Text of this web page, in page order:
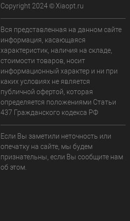
Copyright 2024 © Xiaopt.ru
Вся представленная на данном сайте
информация, касающаяся
характеристик, наличия на складе,
стоимости товаров, носит
информационный характер и ни при
каких условиях не является
публичной офертой, которая
определяется положениями Статьи
437 Гражданского кодекса РФ
Если Вы заметили неточность или
опечатку на сайте, мы будем
признательны, если Вы сообщите нам
об этом.